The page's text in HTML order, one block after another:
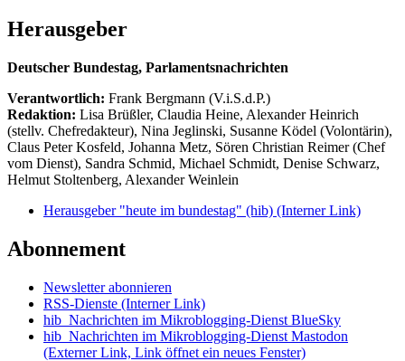
Herausgeber
Deutscher Bundestag, Parlamentsnachrichten
Verantwortlich: Frank Bergmann (V.i.S.d.P.)
Redaktion: Lisa Brüßler, Claudia Heine, Alexander Heinrich
(stellv. Chefredakteur), Nina Jeglinski, Susanne Ködel (Volontärin),
Claus Peter Kosfeld, Johanna Metz, Sören Christian Reimer (Chef
vom Dienst), Sandra Schmid, Michael Schmidt, Denise Schwarz,
Helmut Stoltenberg, Alexander Weinlein
Herausgeber "heute im bundestag" (hib) (Interner Link)
Abonnement
Newsletter abonnieren
RSS-Dienste (Interner Link)
hib_Nachrichten im Mikroblogging-Dienst BlueSky
hib_Nachrichten im Mikroblogging-Dienst Mastodon
(Externer Link, Link öffnet ein neues Fenster)